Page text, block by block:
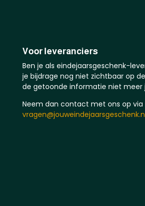
Voor leveranciers
Ben je als eindejaarsgeschenk-
je bijdrage nog niet zichtbaar op
de getoonde informatie niet meer
Neem dan contact met ons op via